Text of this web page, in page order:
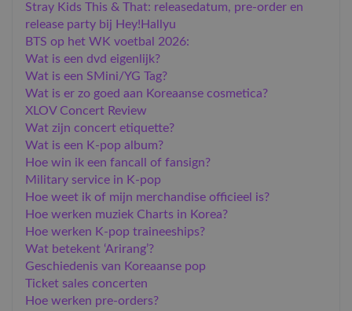
Stray Kids This & That: releasedatum, pre-order en
release party bij Hey!Hallyu
BTS op het WK voetbal 2026:
Wat is een dvd eigenlijk?
Wat is een SMini/YG Tag?
Wat is er zo goed aan Koreaanse cosmetica?
XLOV Concert Review
Wat zijn concert etiquette?
​Wat is een K-pop album?
Hoe win ik een fancall of fansign?
Military service in K-pop
​Hoe weet ik of mijn merchandise officieel is?
Hoe werken muziek Charts in Korea?
Hoe werken K-pop traineeships?
Wat betekent ‘Arirang’?
Geschiedenis van Koreaanse pop
​Ticket sales concerten
Hoe werken pre-orders?